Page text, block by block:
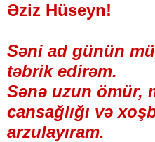
Əziz Hüseyn!
Səni ad günün
təbrik edirəm.
Sənə uzun ömür,
cansağlığı və
arzulayıram.